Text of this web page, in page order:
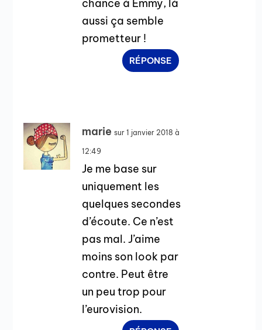
chance à Emmy, là
aussi ça semble
prometteur !
RÉPONSE
marie sur 1 janvier 2018 à
12:49
Je me base sur
uniquement les
quelques secondes
d’écoute. Ce n’est
pas mal. J’aime
moins son look par
contre. Peut être
un peu trop pour
l’eurovision.